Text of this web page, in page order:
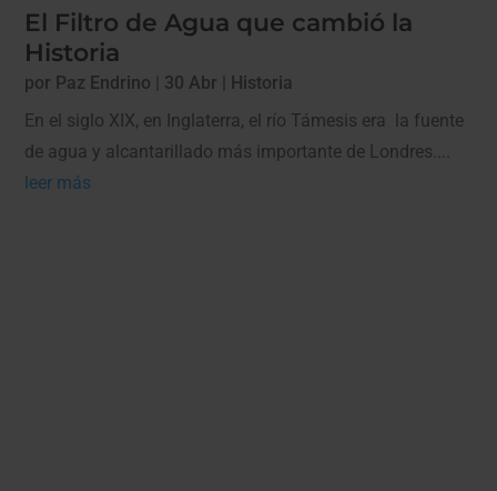
El Filtro de Agua que cambió la
Historia
por Paz Endrino 30 Abr
Historia
En el siglo XIX, en Inglaterra, el río Támesis era la fuente
de agua y alcantarillado más importante de Londres....
leer más